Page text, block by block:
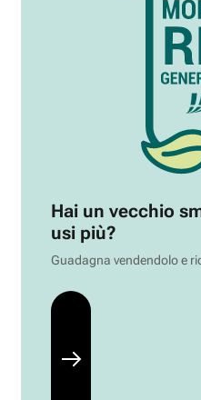
Hai un vecchio
usi più?
Guadagna vendendolo e